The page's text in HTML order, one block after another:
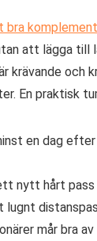
bra
att lägga till
krävande och
En praktisk
en dag
nytt hårt
mår bra